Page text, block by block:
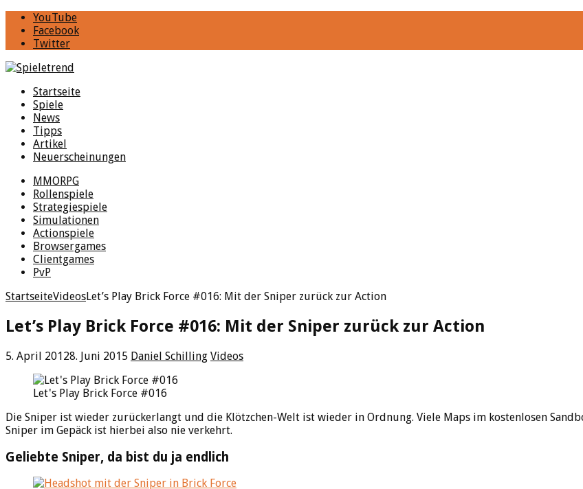
YouTube
Facebook
Twitter
Startseite
Spiele
News
Tipps
Artikel
Neuerscheinungen
MMORPG
Rollenspiele
Strategiespiele
Simulationen
Actionspiele
Browsergames
Clientgames
PvP
StartseiteVideosLet’s Play Brick Force #016: Mit der Sniper zurück zur Action
Let’s Play Brick Force #016: Mit der Sniper zurück zur Action
5. April 20128. Juni 2015 Daniel Schilling Videos
Let's Play Brick Force #016
Die Sniper ist wieder zurückerlangt und die Klötzchen-Welt ist wieder in Ordnung. Viele Maps im kostenlosen
Sniper im Gepäck ist hierbei also nie verkehrt.
Geliebte Sniper, da bist du ja endlich